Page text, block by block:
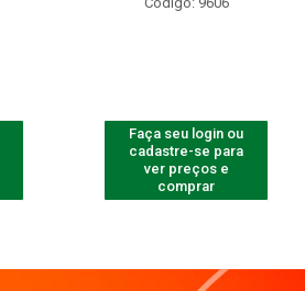
Faça seu login ou
cadastre-se para
ver preços e
comprar